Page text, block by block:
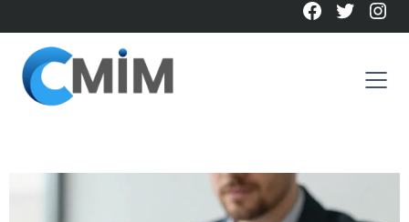
to
content
Facebook
Twitter